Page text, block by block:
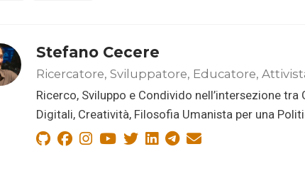
Stefano Cecere
Ricercatore, Sviluppatore, Educatore,
Ricerco, Sviluppo e Condivido nell’intersezione
Digitali, Creatività, Filosofia Umanista per una